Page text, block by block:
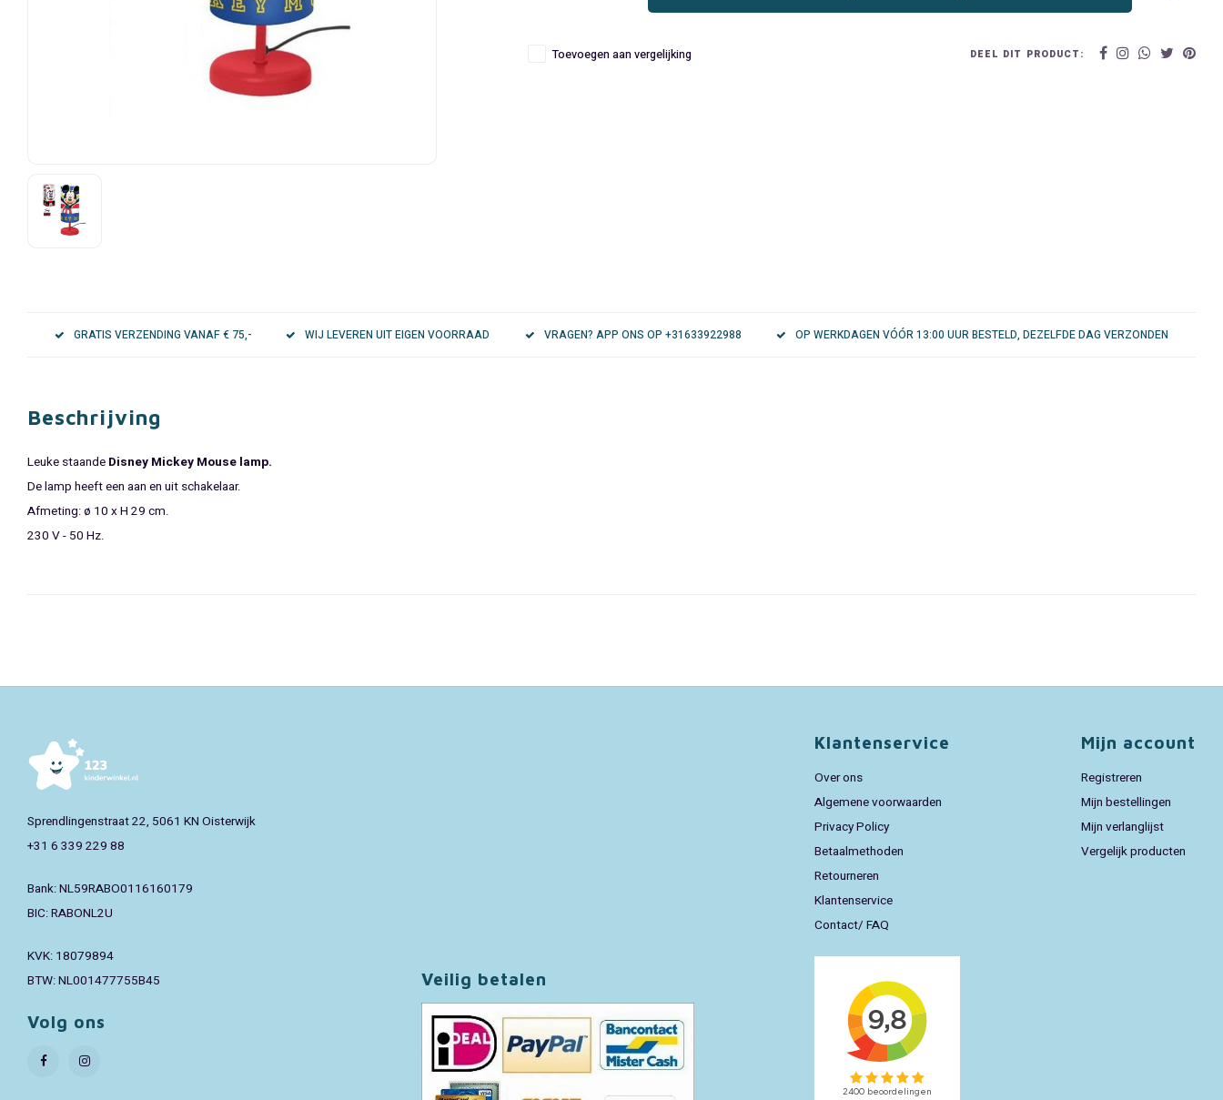
Toevoegen aan vergelijking DEEL DIT PRODUCT:
GRATIS VERZENDING VANAF € 75,- WIJ LEVEREN UIT EIGEN VOORRAAD VRAGEN? APP ONS OP +31633922988 OP WERKDAGEN VÓÓR 13:00 UUR BESTELD, DEZELFDE DAG VERZONDEN
Beschrijving
Leuke staande Disney Mickey Mouse lamp.
De lamp heeft een aan en uit schakelaar.
Afmeting: ø 10 x H 29 cm.
230 V - 50 Hz.
Sprendlingenstraat 22, 5061 KN Oisterwijk
+31 6 339 229 88
Bank: NL59RABO0116160179
BIC: RABONL2U
KVK: 18079894
BTW: NL001477755B45
Volg ons
Veilig betalen
Klantenservice
Over ons
Algemene voorwaarden
Privacy Policy
Betaalmethoden
Retourneren
Klantenservice
Contact/ FAQ
Mijn account
Registreren
Mijn bestellingen
Mijn verlanglijst
Vergelijk producten